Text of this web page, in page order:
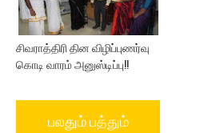
சிவராத்திரி தின விழிப்புணர்வு
கொடி வாரம் அனுஸ்டிப்பு!!
பலதும் பத்தும்